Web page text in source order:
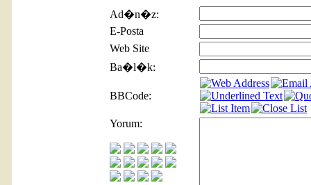
Ad�n�z:
E-Posta
Web Site
Ba�l�k:
BBCode:
Yorum: